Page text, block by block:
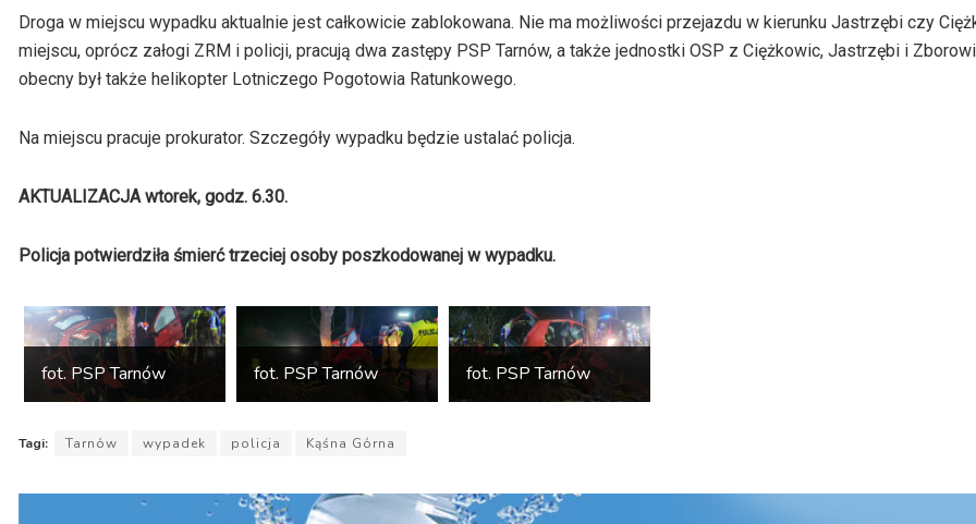
dźwiękowych
Droga w miejscu wypadku aktualnie jest całkowicie zablokowana. Nie ma możliwości przejazdu w kierunku Jastrzębi czy
miejscu, oprócz załogi ZRM i policji, pracują dwa zastępy PSP Tarnów, a także jednostki OSP z Ciężkowic, Jastrzębi i
obecny był także helikopter Lotniczego Pogotowia Ratunkowego.
Na miejscu pracuje prokurator. Szczegóły wypadku będzie ustalać policja.
AKTUALIZACJA wtorek, godz. 6.30.
Policja potwierdziła śmierć trzeciej osoby poszkodowanej w wypadku.
fot. PSP Tarnów fot. PSP Tarnów fot. PSP Tarnów
Tagi: Tarnów wypadek policja Kąśna Górna